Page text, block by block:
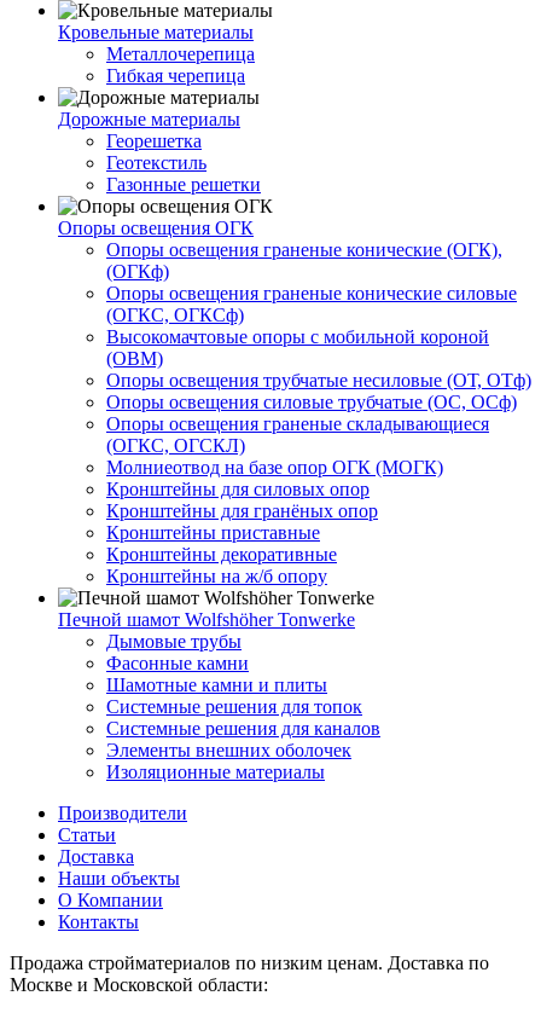
Кровельные материалы
Металлочерепица
Гибкая черепица
Дорожные материалы
Георешетка
Геотекстиль
Газонные решетки
Опоры освещения ОГК
Опоры освещения граненые конические (ОГК),
(ОГКф)
Опоры освещения граненые конические силовые
(ОГКС, ОГКСф)
Высокомачтовые опоры с мобильной короной
(ОВМ)
Опоры освещения трубчатые несиловые (ОТ, ОТф)
Опоры освещения силовые трубчатые (ОС, ОСф)
Опоры освещения граненые складывающиеся
(ОГКС, ОГСКЛ)
Молниеотвод на базе опор ОГК (МОГК)
Кронштейны для силовых опор
Кронштейны для гранёных опор
Кронштейны приставные
Кронштейны декоративные
Кронштейны на ж/б опору
Печной шамот Wolfshöher Tonwerke
Дымовые трубы
Фасонные камни
Шамотные камни и плиты
Системные решения для топок
Системные решения для каналов
Элементы внешних оболочек
Изоляционные материалы
Производители
Статьи
Доставка
Наши объекты
О Компании
Контакты
Продажа стройматериалов по низким ценам. Доставка по
Москве и Московской области: